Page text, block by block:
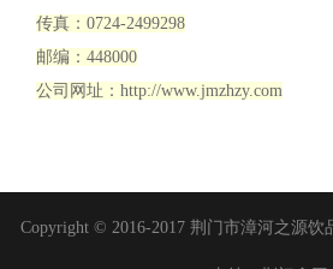
传真：0724-2499298
邮编：448000
公司网址：http://www.jmzhzy.com
Copyright © 2016-2017 荆门市漳河之源饮